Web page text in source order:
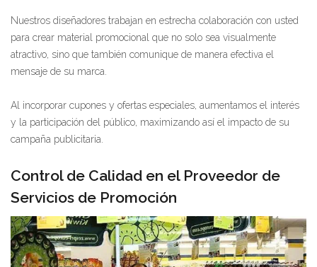
Nuestros diseñadores trabajan en estrecha colaboración con usted
para crear material promocional que no solo sea visualmente
atractivo, sino que también comunique de manera efectiva el
mensaje de su marca.
Al incorporar cupones y ofertas especiales, aumentamos el interés
y la participación del público, maximizando así el impacto de su
campaña publicitaria.
Control de Calidad en el Proveedor de
Servicios de Promoción